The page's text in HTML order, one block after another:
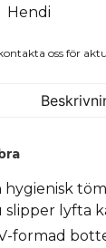
Hendi
oss för
hygienisk
lyfta
formad